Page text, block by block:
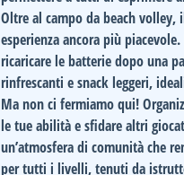
Oltre al campo da beach
esperienza ancora più
ricaricare le batterie dopo una
rinfrescanti e snack leggeri,
Ma non ci fermiamo qui!
le tue abilità e sfidare altri
un’atmosfera di comunità che
per tutti i livelli, tenuti da